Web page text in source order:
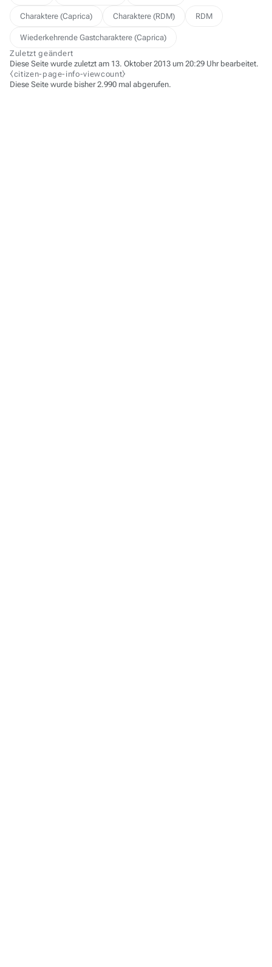
Charaktere (Caprica) Charaktere (RDM) RDM
Wiederkehrende Gastcharaktere (Caprica)
Zuletzt geändert
Diese Seite wurde zuletzt am 13. Oktober 2013 um 20:29 Uhr bearbeitet.
⧼citizen-page-info-viewcount⧽
Diese Seite wurde bisher 2.990 mal abgerufen.